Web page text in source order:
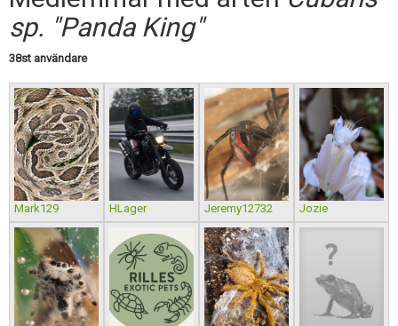
sp. "Panda King"
38st användare
Mark129 HLager Jeremy12732 Jozie